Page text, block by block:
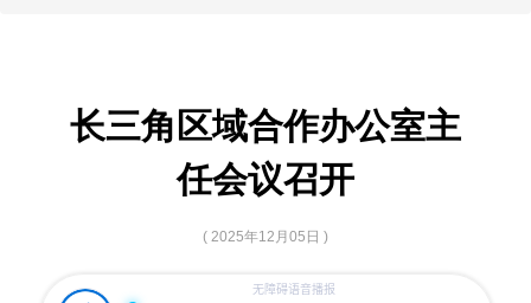
长三角区域合作办公室主
任会议召开
( 2025年12月05日 )